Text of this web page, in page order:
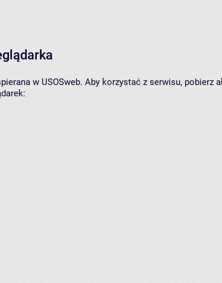
w USOSweb. Aby korzystać z serwisu, pobierz